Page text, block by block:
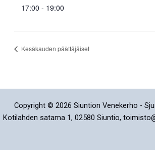
17:00 - 19:00
Kesäkauden päättäjäiset
Copyright © 2026 Siuntion Venekerho -
Kotilahden satama 1, 02580 Siuntio,